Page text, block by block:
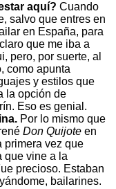
aquí? Cuando
salvo que entres en
en España, para
que me iba a
pero, por suerte, al
como apunta
y estilos que
la opción de
Eso es genial.
Por lo mismo que
Don Quijote en
primera vez que
que vine a la
precioso. Estaban
bailarines.